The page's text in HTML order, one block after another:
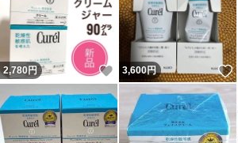
2,780円 いいね！
3,600円